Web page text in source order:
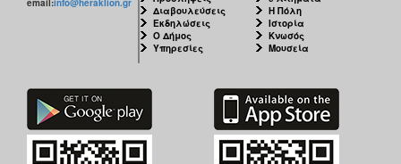
Διαβουλεύσεις
Εκδηλώσεις
Ο Δήμος
Υπηρεσίες
Η Πόλη
Ιστορία
Κνωσός
Μουσεία